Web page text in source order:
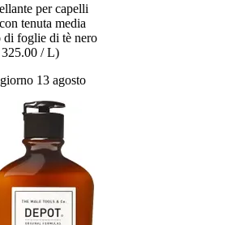
per capelli
tenuta media
di foglie di tè nero
/ L)
13 agosto